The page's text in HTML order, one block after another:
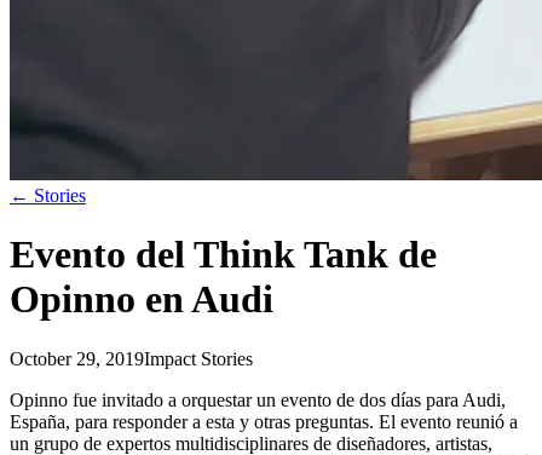
← Stories
Evento del Think Tank de
Opinno en Audi
October 29, 2019Impact Stories
Opinno fue invitado a orquestar un evento de dos días para Audi,
España, para responder a esta y otras preguntas. El evento reunió a
un grupo de expertos multidisciplinares de diseñadores, artistas,